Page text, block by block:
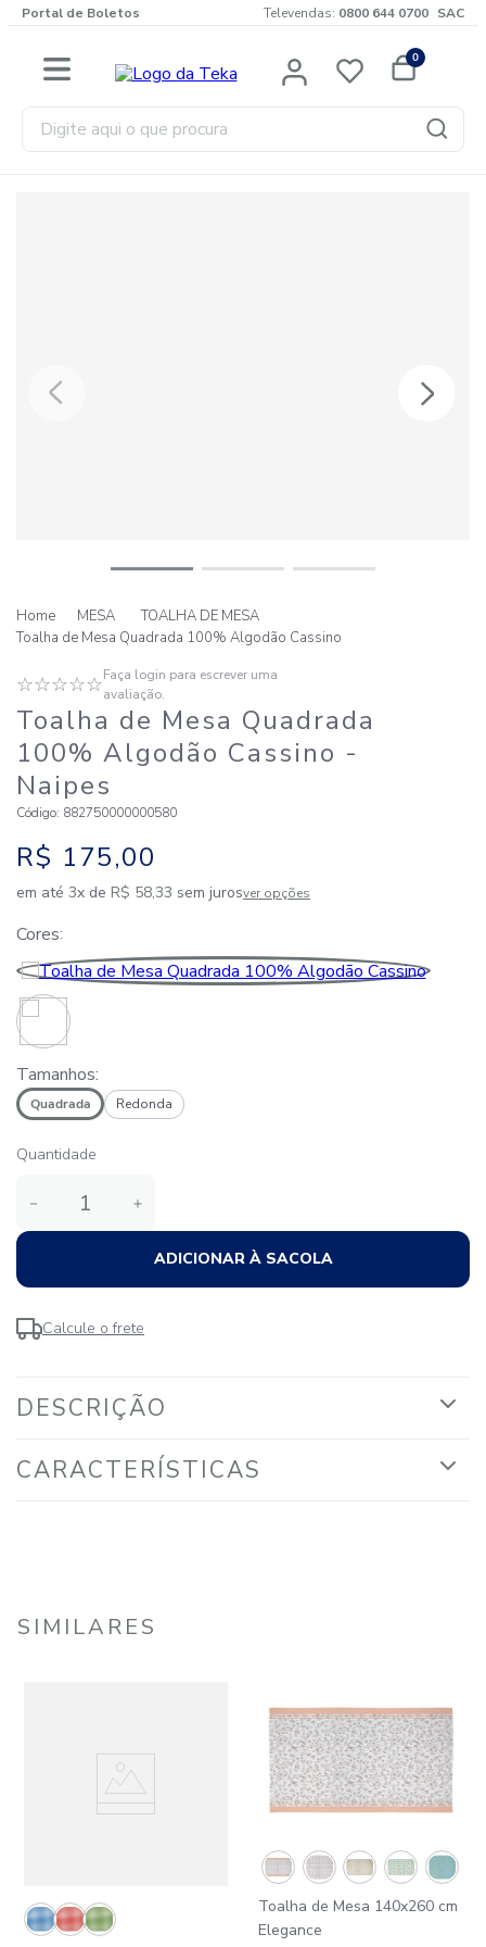
Portal de Boletos Televendas: 0800 644 0700 SAC
0
Digite aqui o que procura
MESA
TOALHA DE MESA
Toalha de Mesa Quadrada 100% Algodão Cassino
☆☆☆☆☆Faça login para escrever uma
avaliação.
Toalha de Mesa Quadrada
100% Algodão Cassino -
Naipes
Código: 882750000000580
R$ 175,00
em até 3x de R$ 58,33 sem jurosver opções
Cores
Tamanhos:
Quadrada Redonda
Quantidade
＋
－
ADICIONAR À SACOLA
Calcule o frete
DESCRIÇÃO
CARACTERÍSTICAS
SIMILARES
Toalha de Mesa 140x260 cm
Elegance